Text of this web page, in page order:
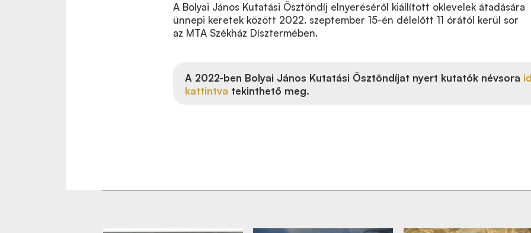
A Bolyai János Kutatási Ösztöndíj elnyeréséről kiállított oklevelek átadására
ünnepi keretek között 2022. szeptember 15-én délelőtt 11 órától kerül sor
az MTA Székház Dísztermében.
A 2022-ben Bolyai János Kutatási Ösztöndíjat nyert kutatók névsora
kattintva tekinthető meg.